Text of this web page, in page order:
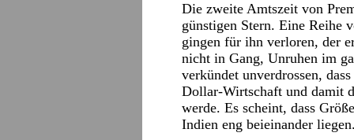
Die zweite Amtszeit von
günstigen Stern. Eine Reihe
gingen für ihn verloren, der
nicht in Gang, Unruhen im
verkündet unverdrossen,
Dollar-Wirtschaft und damit
werde. Es scheint, dass
Indien eng beieinander